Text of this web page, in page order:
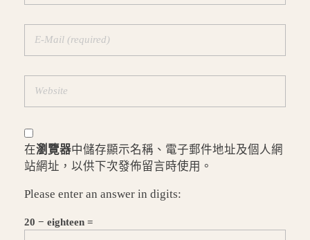
在瀏覽器中儲存顯示名稱、電子郵件地址及個人網
站網址，以供下次發佈留言時使用。
Please enter an answer in digits:
20 − eighteen =